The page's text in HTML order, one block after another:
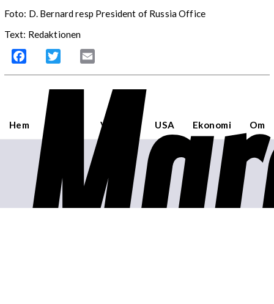
Foto: D. Bernard resp President of Russia Office
Text: Redaktionen
Facebook Twitter
Hem Världen USA Ekonomi Om